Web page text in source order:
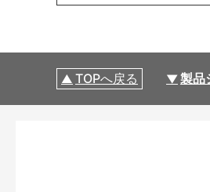
TOPへ戻る 製品